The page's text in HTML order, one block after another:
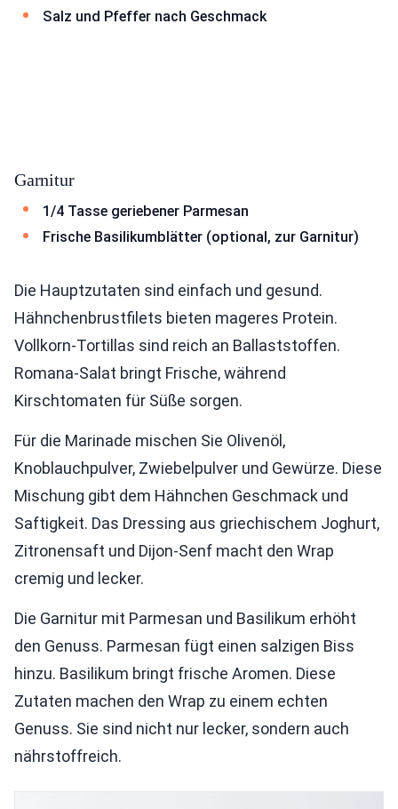
Salz und Pfeffer nach Geschmack
Garnitur
1/4 Tasse geriebener Parmesan
Frische Basilikumblätter (optional, zur Garnitur)
Die Hauptzutaten sind einfach und gesund.
Hähnchenbrustfilets bieten mageres Protein.
Vollkorn-Tortillas sind reich an Ballaststoffen.
Romana-Salat bringt Frische, während
Kirschtomaten für Süße sorgen.
Für die Marinade mischen Sie Olivenöl,
Knoblauchpulver, Zwiebelpulver und Gewürze. Diese
Mischung gibt dem Hähnchen Geschmack und
Saftigkeit. Das Dressing aus griechischem Joghurt,
Zitronensaft und Dijon-Senf macht den Wrap
cremig und lecker.
Die Garnitur mit Parmesan und Basilikum erhöht
den Genuss. Parmesan fügt einen salzigen Biss
hinzu. Basilikum bringt frische Aromen. Diese
Zutaten machen den Wrap zu einem echten
Genuss. Sie sind nicht nur lecker, sondern auch
nährstoffreich.